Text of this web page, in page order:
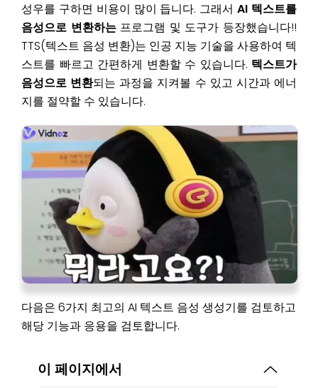
성우를 구하면 비용이 많이 듭니다. 그래서 AI 텍스트를
음성으로 변환하는프로그램 및 도구가 등장했습니다!!
TTS(텍스트 음성 변환)는 인공 지능 기술을 사용하여 텍
스트를 빠르고 간편하게 변환할 수 있습니다. 텍스트가
음성으로 변환되는 과정을 지켜볼 수 있고 시간과 에너
지를 절약할 수 있습니다.
다음은 6가지 최고의 AI 텍스트 음성 생성기를 검토하고
해당 기능과 응용을 검토합니다.
이 페이지에서